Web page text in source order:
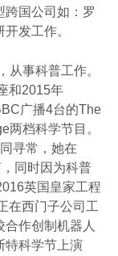
跨国公司如：罗
发工作。
从事科普工作。
和2015年
广播4台的The
两档科学节目。
寻常，她在
同时因为科普
英国皇家工程
在西门子公司工
作创制机器人
特科学节上演